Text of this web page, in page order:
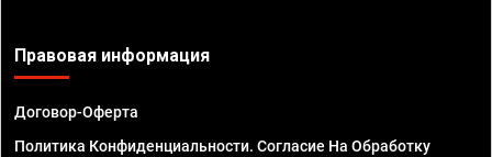
Правовая информация
Договор-Оферта
Политика Конфиденциальности. Согласие На Обработку